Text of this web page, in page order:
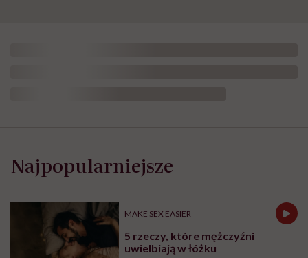
„Opieka skoncentrowana na
rodzinie to jest coś, bez czego
współczesna medycyna sobie nie